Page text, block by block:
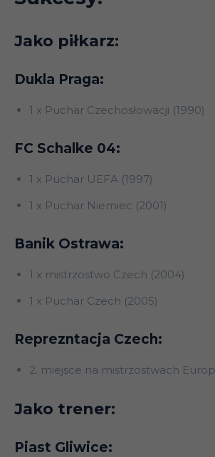
Jako piłkarz:
Dukla Praga:
1 x Puchar Czechosłowacji (1990)
FC Schalke 04:
1 x Puchar UEFA (1997)
1 x Puchar Niemiec (2001)
Banik Ostrawa:
1 x mistrzostwo Czech (2004)
1 x Puchar Czech (2005)
Reprezntacja Czech:
2. miejsce na mistrzostwach
Jako trener:
Piast Gliwice: